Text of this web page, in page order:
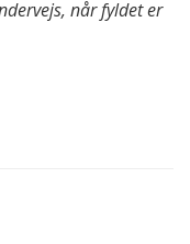
når fyldet er